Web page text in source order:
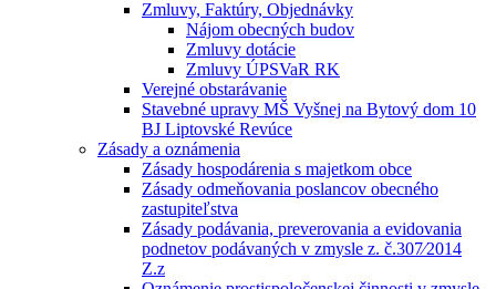
Zmluvy, Faktúry, Objednávky
Nájom obecných budov
Zmluvy dotácie
Zmluvy ÚPSVaR RK
Verejné obstarávanie
Stavebné upravy MŠ Vyšnej na Bytový dom 10
BJ Liptovské Revúce
Zásady a oznámenia
Zásady hospodárenia s majetkom obce
Zásady odmeňovania poslancov obecného
zastupiteľstva
Zásady podávania, preverovania a evidovania
podnetov podávaných v zmysle z. č.307⁄2014
Z.z